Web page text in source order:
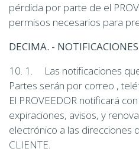
pérdida por parte de el
permisos necesarios para
DECIMA. - NOTIFICACIONES
10. 1. Las notificaciones
Partes serán por correo ,
El PROVEEDOR notificará
expiraciones, avisos, y
electrónico a las direcciones
CLIENTE.